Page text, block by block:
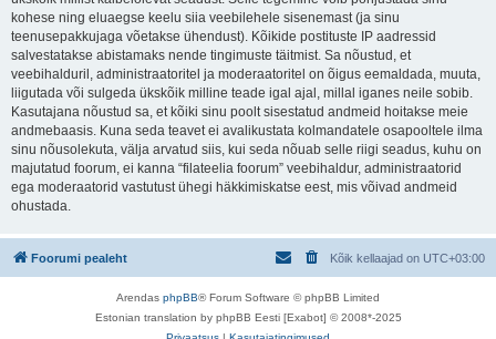
kohese ning eluaegse keelu siia veebilehele sisenemast (ja sinu
teenusepakkujaga võetakse ühendust). Kõikide postituste IP aadressid
salvestatakse abistamaks nende tingimuste täitmist. Sa nõustud, et
veebihalduril, administraatoritel ja moderaatoritel on õigus eemaldada, muuta,
liigutada või sulgeda ükskõik milline teade igal ajal, millal iganes neile sobib.
Kasutajana nõustud sa, et kõiki sinu poolt sisestatud andmeid hoitakse meie
andmebaasis. Kuna seda teavet ei avalikustata kolmandatele osapooltele ilma
sinu nõusolekuta, välja arvatud siis, kui seda nõuab selle riigi seadus, kuhu on
majutatud foorum, ei kanna “filateelia foorum” veebihaldur, administraatorid
ega moderaatorid vastutust ühegi häkkimiskatse eest, mis võivad andmeid
ohustada.
Foorumi pealeht Kõik kellaajad on UTC+03:00
Arendas phpBB® Forum Software © phpBB Limited
Estonian translation by phpBB Eesti [Exabot] © 2008*-2025